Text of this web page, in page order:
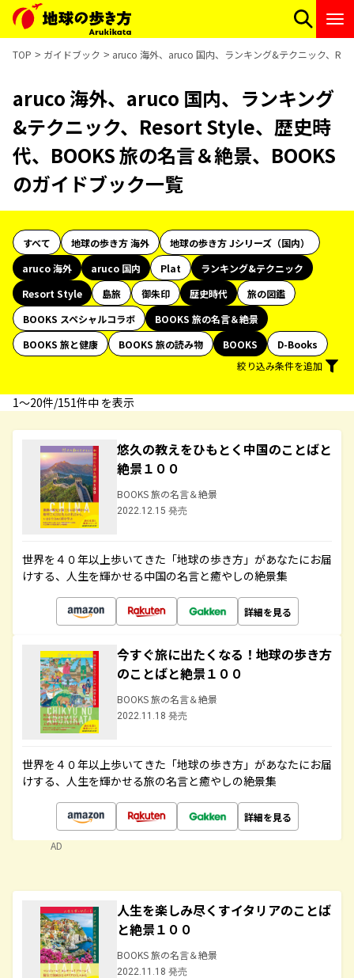
TOP ガイドブック aruco 海外、aruco 国内、ランキング&テクニック、
aruco 海外、aruco 国内、ランキング
&テクニック、Resort Style、歴史時
代、BOOKS 旅の名言＆絶景、BOOKS
のガイドブック一覧
すべて 地球の歩き方 海外
地球の歩き方 Jシリーズ（国内）
aruco 海外
aruco 国内 Plat
ランキング&テクニック
Resort Style
島旅 御朱印 歴史時代
旅の図鑑
BOOKS スペシャルコラボ
BOOKS 旅の名言＆絶景
BOOKS 旅と健康
BOOKS 旅の読み物 BOOKS
D-Books
絞り込み条件を追加
1〜20件/151件中 を表示
悠久の教えをひもとく中国のことばと
絶景１００
BOOKS 旅の名言＆絶景
2022.12.15 発売
世界を４０年以上歩いてきた「地球の歩き方」があなたにお届
けする、人生を輝かせる中国の名言と癒やしの絶景集
詳細を見る
今すぐ旅に出たくなる！地球の歩き方
のことばと絶景１００
BOOKS 旅の名言＆絶景
2022.11.18 発売
世界を４０年以上歩いてきた「地球の歩き方」があなたにお届
けする、人生を輝かせる旅の名言と癒やしの絶景集
詳細を見る
AD
人生を楽しみ尽くすイタリアのことば
と絶景１００
BOOKS 旅の名言＆絶景
2022.11.18 発売